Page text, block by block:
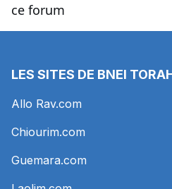
ce forum
LES SITES DE BNEI
Allo Rav.com
Chiourim.com
Guemara.com